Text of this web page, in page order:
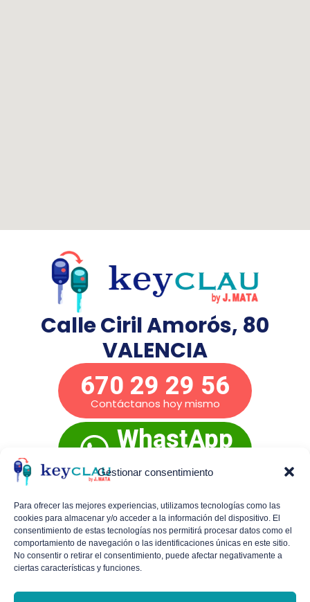
Gestionar consentimiento
Para ofrecer las mejores experiencias, utilizamos tecnologías como las
cookies para almacenar y/o acceder a la información del dispositivo. El
consentimiento de estas tecnologías nos permitirá procesar datos como el
comportamiento de navegación o las identificaciones únicas en este sitio.
No consentir o retirar el consentimiento, puede afectar negativamente a
ciertas características y funciones.
Calle Ciril Amorós, 80
VALENCIA
670 29 29 56
Contáctanos hoy mismo
WhastApp
inmediato
Mañanas de lunes a viernes:De 9:00 a 14:00
Tardes de lunes a jueves:De 16:30 a 19:30
previa.